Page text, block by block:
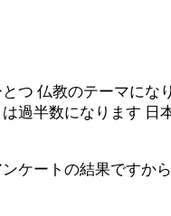
つ 仏教のテーマにな
過半数になります 日
ケートの結果ですか